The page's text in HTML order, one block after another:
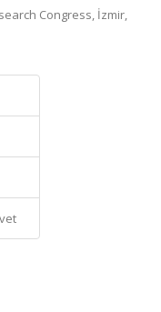
Congress, İzmir,